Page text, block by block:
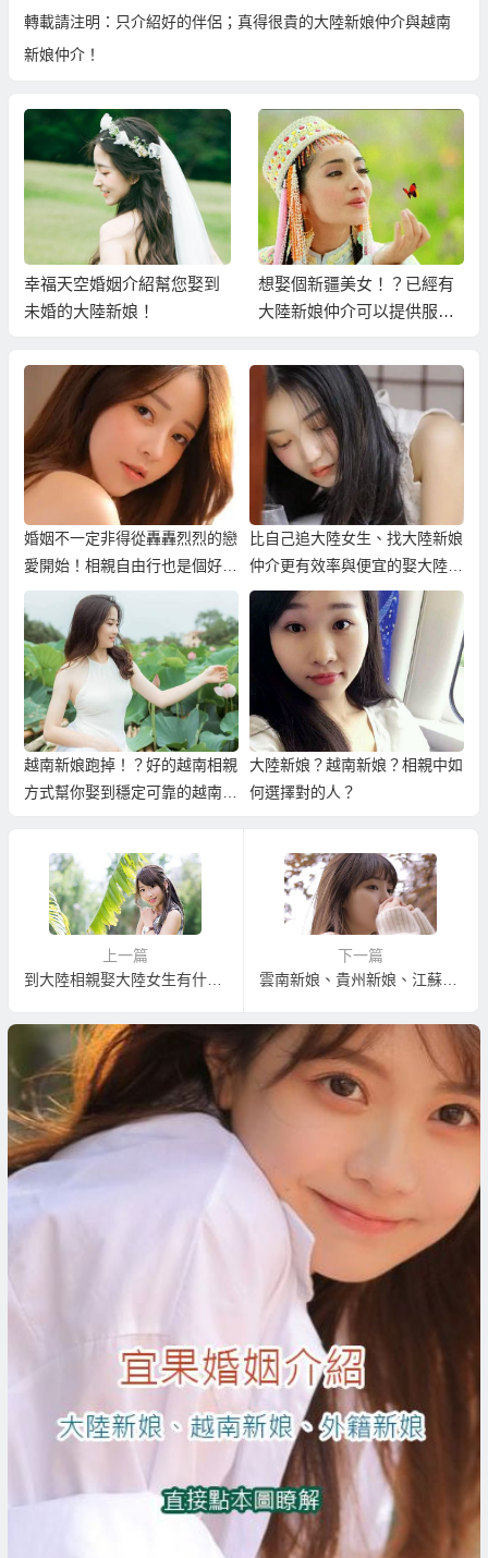
轉載請注明： 只介紹好的伴侶；真得很貴的大陸新娘仲介與越南
新娘仲介！
幸福天空婚姻介紹幫您娶到
未婚的大陸新娘！
想娶個新疆美女！？已經有
大陸新娘仲介可以提供服
婚姻不一定非得從轟轟烈烈的戀
愛開始！相親自由行也是個好選
擇！
比自己追大陸女生、找大陸新娘
仲介更有效率與便宜的娶大陸新
娘！
越南新娘跑掉！？好的越南相親
方式幫你娶到穩定可靠的越南新
大陸新娘？越南新娘？相親中如
何選擇對的人？
上一篇
到大陸相親娶大陸女生有什麼基本條件與要求？
下一篇
雲南新娘、貴州新娘、江蘇新娘、陜西新娘、哈爾濱新娘、東北新娘？一次相親作選擇！